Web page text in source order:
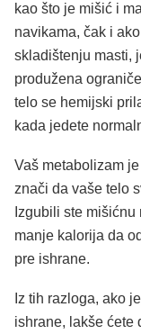
kao što je mišić i
navikama, čak i
skladištenju masti,
produžena
telo se hemijski
kada jedete
Vaš metabolizam
znači da vaše telo
Izgubili ste
manje kalorija da
pre ishrane.
Iz tih razloga, ako
ishrane, lakše ćete